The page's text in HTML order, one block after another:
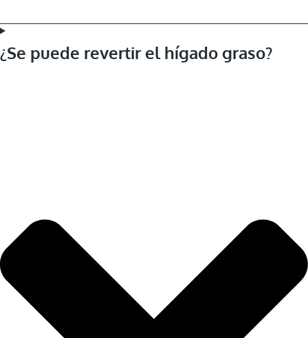
¿Se puede revertir el hígado graso?